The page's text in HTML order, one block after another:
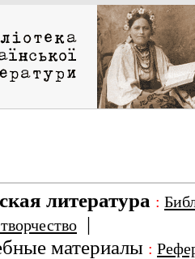
литература :
|
материалы :